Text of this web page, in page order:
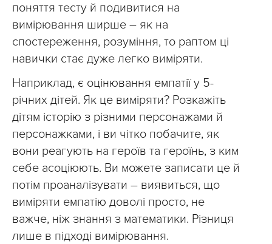
поняття тесту й подивитися на
вимірювання ширше – як на
спостереження, розуміння, то раптом ці
навички стає дуже легко виміряти.
Наприклад, є оцінювання емпатії у 5-
річних дітей. Як це виміряти? Розкажіть
дітям історію з різними персонажами й
персонажками, і ви чітко побачите, як
вони реагують на героїв та героїнь, з ким
себе асоціюють. Ви можете записати це й
потім проаналізувати – виявиться, що
виміряти емпатію доволі просто, не
важче, ніж знання з математики. Різниця
лише в підході вимірювання.